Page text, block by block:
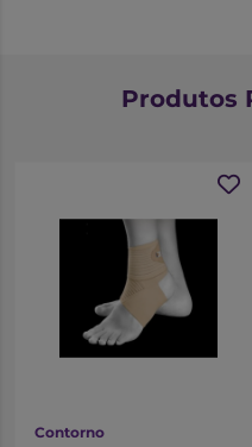
Produtos
Contorno